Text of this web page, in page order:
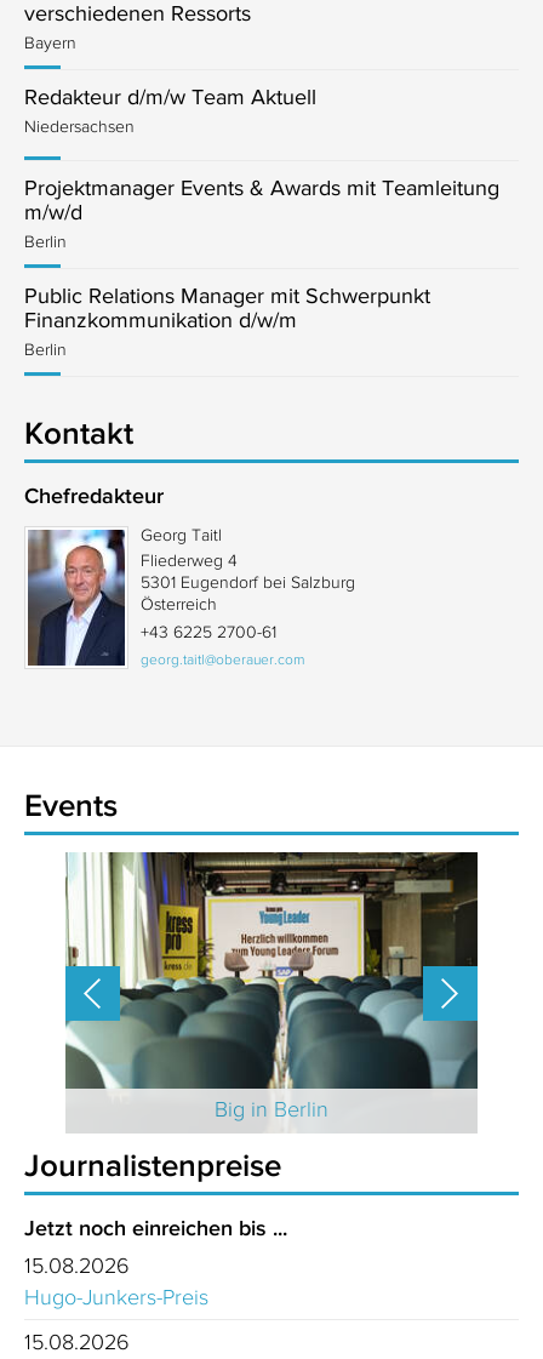
verschiedenen Ressorts
Bayern
Redakteur d/m/w Team Aktuell
Niedersachsen
Projektmanager Events & Awards mit Teamleitung
m/w/d
Berlin
Public Relations Manager mit Schwerpunkt
Finanzkommunikation d/w/m
Berlin
Kontakt
Chefredakteur
Georg Taitl
Fliederweg 4
5301 Eugendorf bei Salzburg
Österreich
+43 6225 2700-61
georg.taitl@oberauer.com
Events
Big in Berlin
Journalistenpreise
Jetzt noch einreichen bis ...
15.08.2026
Hugo-Junkers-Preis
15.08.2026